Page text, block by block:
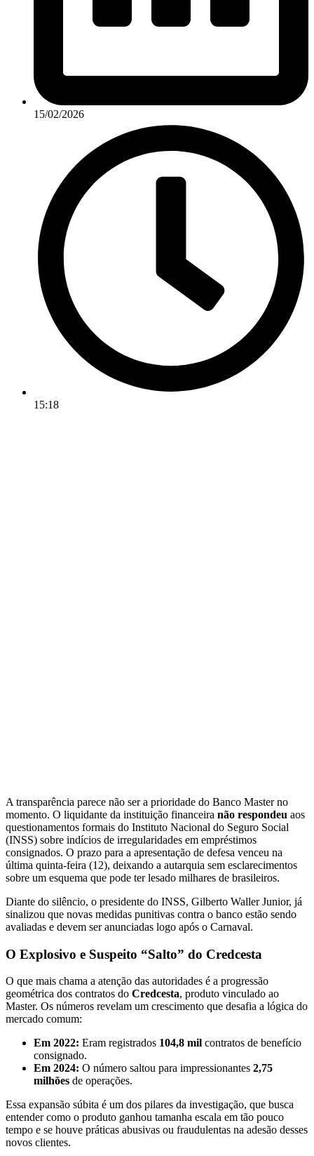
15/02/2026
15:18
A transparência parece não ser a prioridade do Banco Master no
momento. O liquidante da instituição financeira não respondeu aos
questionamentos formais do Instituto Nacional do Seguro Social
(INSS) sobre indícios de irregularidades em empréstimos
consignados. O prazo para a apresentação de defesa venceu na
última quinta-feira (12), deixando a autarquia sem esclarecimentos
sobre um esquema que pode ter lesado milhares de brasileiros.
Diante do silêncio, o presidente do INSS, Gilberto Waller Junior, já
sinalizou que novas medidas punitivas contra o banco estão sendo
avaliadas e devem ser anunciadas logo após o Carnaval.
O Explosivo e Suspeito “Salto” do Credcesta
O que mais chama a atenção das autoridades é a progressão
geométrica dos contratos do Credcesta, produto vinculado ao
Master. Os números revelam um crescimento que desafia a lógica do
mercado comum:
Em 2022: Eram registrados 104,8 mil contratos de benefício
consignado.
Em 2024: O número saltou para impressionantes 2,75
milhões de operações.
Essa expansão súbita é um dos pilares da investigação, que busca
entender como o produto ganhou tamanha escala em tão pouco
tempo e se houve práticas abusivas ou fraudulentas na adesão desses
novos clientes.